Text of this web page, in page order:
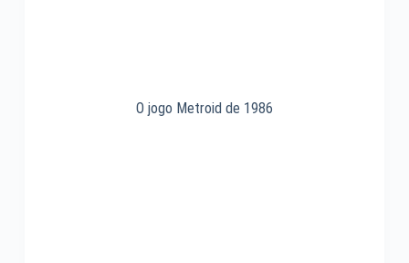
O jogo Metroid de 1986